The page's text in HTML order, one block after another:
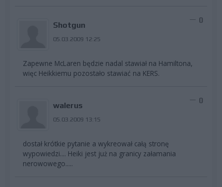
Shotgun
05.03.2009 12:25
0
Zapewne McLaren będzie nadal stawiał na Hamiltona,
więc Heikkiemu pozostało stawiać na KERS.
walerus
05.03.2009 13:15
0
dostał krótkie pytanie a wykreował całą stronę
wypowiedzi.... Heiki jest już na granicy załamania
nerowowego.....